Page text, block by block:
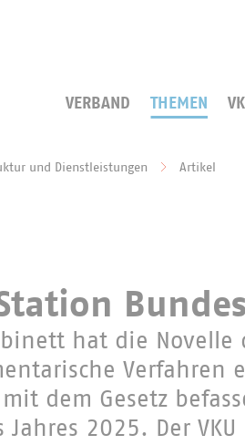
VERBAND THEMEN
und Dienstleistungen Artikel
hat die Novelle
Verfahren
dem Gesetz
Jahres 2025. Der